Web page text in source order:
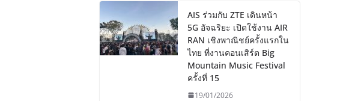
AIS ร่วมกับ ZTE เดินหน้า
5G อัจฉริยะ เปิดใช้งาน AIR
RAN เชิงพาณิชย์ครั้งแรกใน
ไทย ที่งานคอนเสิร์ต Big
Mountain Music Festival
ครั้งที่ 15
19/01/2026